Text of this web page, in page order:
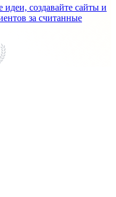
создавайте сайты и
за считанные